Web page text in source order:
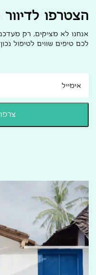
הצטרפו לדיוור
אנחנו לא מציקים, רק
לכם טיפים שווים לטיפול